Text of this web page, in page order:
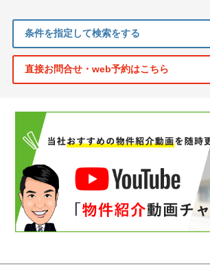
条件を指定して検索をする
直接お問合せ・web予約はこちら